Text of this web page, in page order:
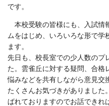
です。
本校受験の皆様にも、入試情
ムをはじめ、いろいろな形で
ます。
先日も、校長室での少人数のプ
た。雲雀丘に対する疑問、合格
悩みなどを共有しながら意見交
たくさんお気づきがありました
ばれておりますのでお話できれ